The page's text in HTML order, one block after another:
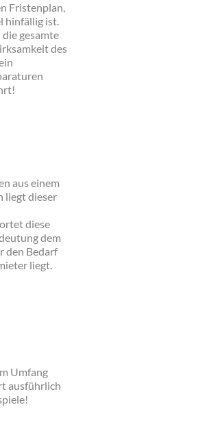
Fristenplan,
hinfällig ist.
gesamte
des
aus einem
liegt dieser
diese
dem
den Bedarf
liegt.
Umfang
ausführlich